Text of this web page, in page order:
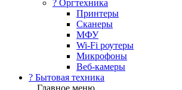
?️ Оргтехника
Принтеры
Сканеры
МФУ
Wi-Fi роутеры
Микрофоны
Веб-камеры
? Бытовая техника
Главное меню